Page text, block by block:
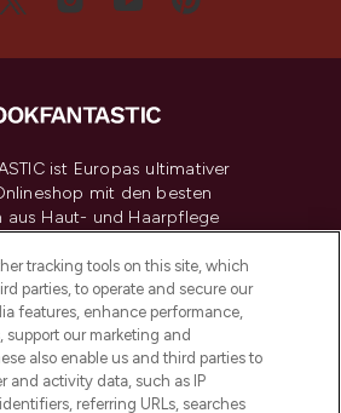
ist Europas ultimativer
mit den besten
aus Haut- und Haarpflege
Marken. Shoppe online
die App mit kostenloser
einem Einkaufswert von 30€.
Einwilligung
or Share My Personal
tracking tools on this site, which
parties, to operate and secure our
features, enhance performance,
support our marketing and
also enable us and third parties to
and activity data, such as IP
referring URLs, searches